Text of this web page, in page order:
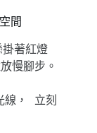
間
著紅燈
慢腳步。
線， 立刻